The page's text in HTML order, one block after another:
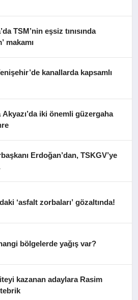
TSM’nin eşsiz tınısında
makamı
kanallarda kapsamlı
Akyazı’da iki önemli güzergaha
Erdoğan’dan, TSKGV’ye
‘asfalt zorbaları’ gözaltında!
bölgelerde yağış var?
kazanan adaylara Rasim
tebrik